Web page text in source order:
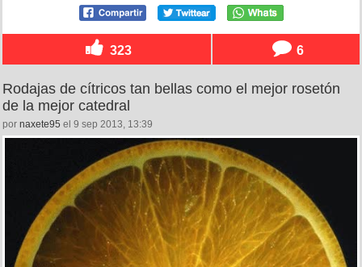
323 6
Rodajas de cítricos tan bellas como el mejor rosetón
de la mejor catedral
por naxete95 el 9 sep 2013, 13:39